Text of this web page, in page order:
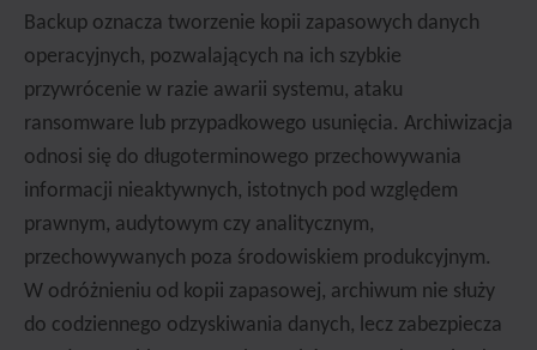
Backup oznacza tworzenie kopii zapasowych danych
operacyjnych, pozwalających na ich szybkie
przywrócenie w razie awarii systemu, ataku
ransomware lub przypadkowego usunięcia. Archiwizacja
odnosi się do długoterminowego przechowywania
informacji nieaktywnych, istotnych pod względem
prawnym, audytowym czy analitycznym,
przechowywanych poza środowiskiem produkcyjnym.
W odróżnieniu od kopii zapasowej, archiwum nie służy
do codziennego odzyskiwania danych, lecz zabezpiecza